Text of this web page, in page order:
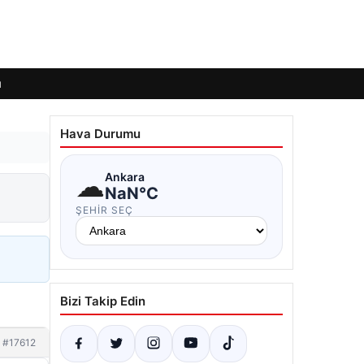
#17612
Hava Durumu
☁Ankara
NaN°C
ŞEHIR SEÇ
Bizi Takip Edin